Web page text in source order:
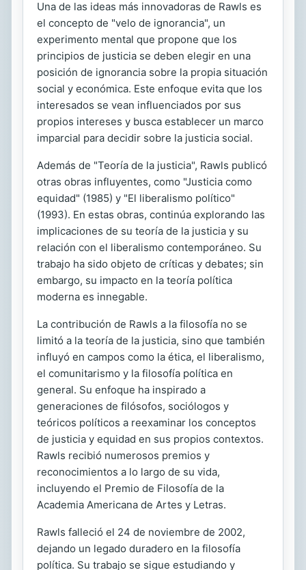
Una de las ideas más innovadoras de Rawls es
el concepto de "velo de ignorancia", un
experimento mental que propone que los
principios de justicia se deben elegir en una
posición de ignorancia sobre la propia situación
social y económica. Este enfoque evita que los
interesados se vean influenciados por sus
propios intereses y busca establecer un marco
imparcial para decidir sobre la justicia social.
Además de "Teoría de la justicia", Rawls publicó
otras obras influyentes, como "Justicia como
equidad" (1985) y "El liberalismo político"
(1993). En estas obras, continúa explorando las
implicaciones de su teoría de la justicia y su
relación con el liberalismo contemporáneo. Su
trabajo ha sido objeto de críticas y debates; sin
embargo, su impacto en la teoría política
moderna es innegable.
La contribución de Rawls a la filosofía no se
limitó a la teoría de la justicia, sino que también
influyó en campos como la ética, el liberalismo,
el comunitarismo y la filosofía política en
general. Su enfoque ha inspirado a
generaciones de filósofos, sociólogos y
teóricos políticos a reexaminar los conceptos
de justicia y equidad en sus propios contextos.
Rawls recibió numerosos premios y
reconocimientos a lo largo de su vida,
incluyendo el Premio de Filosofía de la
Academia Americana de Artes y Letras.
Rawls falleció el 24 de noviembre de 2002,
dejando un legado duradero en la filosofía
política. Su trabajo se sigue estudiando y